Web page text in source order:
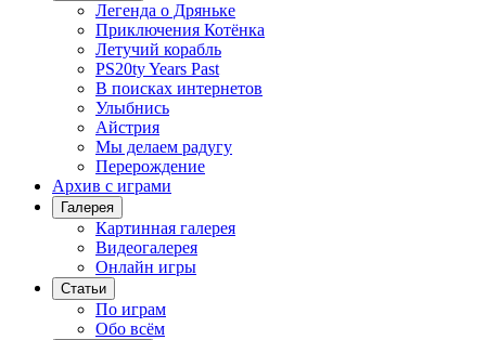
Легенда о Дряньке
Приключения Котёнка
Летучий корабль
PS20ty Years Past
В поисках интернетов
Улыбнись
Айстрия
Мы делаем радугу
Перерождение
Архив с играми
Галерея
Картинная галерея
Видеогалерея
Онлайн игры
Статьи
По играм
Обо всём